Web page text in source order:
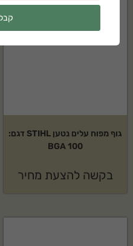
גוף מפוח עלים נטען STIHL דגם:
BGA 100
בקשה להצעת מחיר